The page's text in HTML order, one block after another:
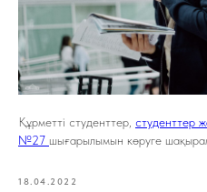
Құрметті студенттер, студенттер
№27 шығарылымын көруге
18.04.2022